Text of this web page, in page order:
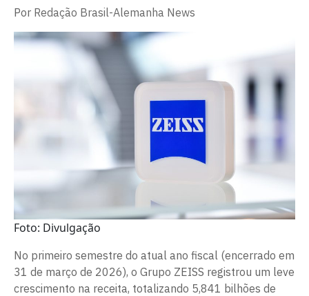
Por Redação Brasil-Alemanha News
Foto: Divulgação
No primeiro semestre do atual ano fiscal (encerrado em
31 de março de 2026), o Grupo ZEISS registrou um leve
crescimento na receita, totalizando 5,841 bilhões de